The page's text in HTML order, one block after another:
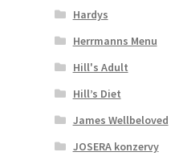
Hardys
Herrmanns Menu
Hill's Adult
Hill’s Diet
James Wellbeloved
JOSERA konzervy